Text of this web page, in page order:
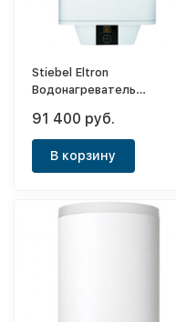
Stiebel Eltron
Водонагреватель
PSH 30 Universal EL
91 400 руб.
В корзину